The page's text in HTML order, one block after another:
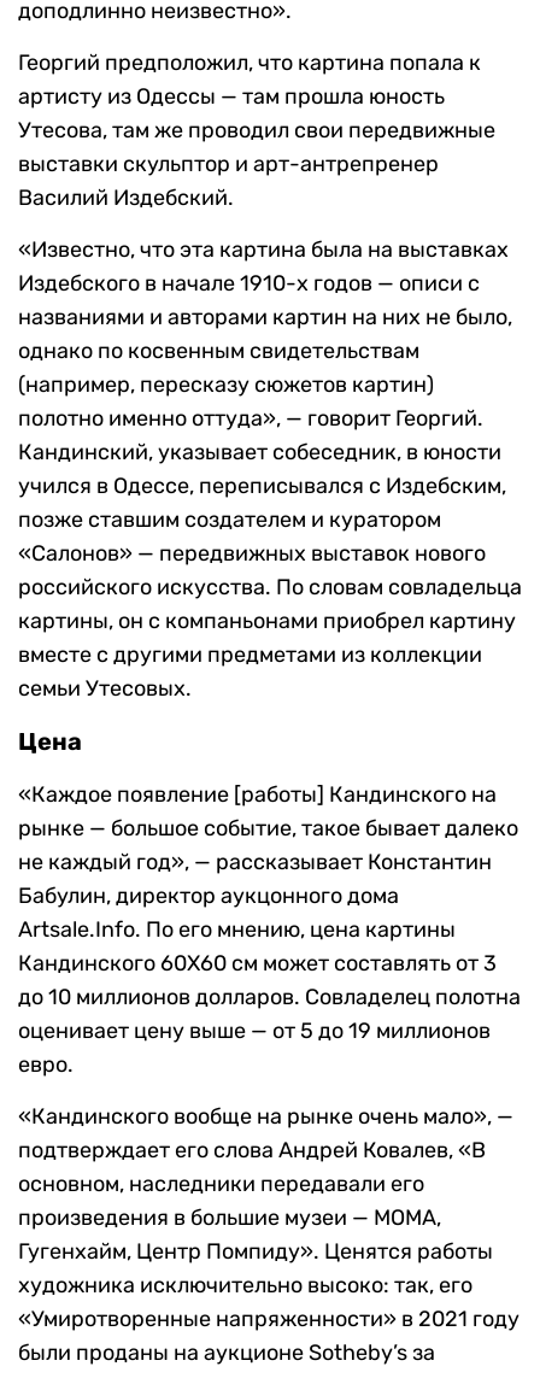
доподлинно неизвестно».
Георгий предположил, что картина попала к
артисту из Одессы — там прошла юность
Утесова, там же проводил свои передвижные
выставки скульптор и арт-антрепренер
Василий Издебский.
«Известно, что эта картина была на выставках
Издебского в начале 1910-х годов — описи с
названиями и авторами картин на них не было,
однако по косвенным свидетельствам
(например, пересказу сюжетов картин)
полотно именно оттуда», — говорит Георгий.
Кандинский, указывает собеседник, в юности
учился в Одессе, переписывался с Издебским,
позже ставшим создателем и куратором
«Салонов» — передвижных выставок нового
российского искусства. По словам совладельца
картины, он с компаньонами приобрел картину
вместе с другими предметами из коллекции
семьи Утесовых.
Цена
«Каждое появление [работы] Кандинского на
рынке — большое событие, такое бывает далеко
не каждый год», — рассказывает Константин
Бабулин, директор аукцонного дома
Artsale.Info. По его мнению, цена картины
Кандинского 60Х60 см может составлять от 3
до 10 миллионов долларов. Совладелец полотна
оценивает цену выше — от 5 до 19 миллионов
евро.
«Кандинского вообще на рынке очень мало», —
подтверждает его слова Андрей Ковалев, «В
основном, наследники передавали его
произведения в большие музеи — МОМА,
Гугенхайм, Центр Помпиду». Ценятся работы
художника исключительно высоко: так, его
«Умиротворенные напряженности» в 2021 году
были проданы на аукционе Sotheby’s за